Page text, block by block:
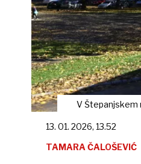
V Štepanjskem
13. 01. 2026, 13.52
TAMARA ČALOŠEVIĆ